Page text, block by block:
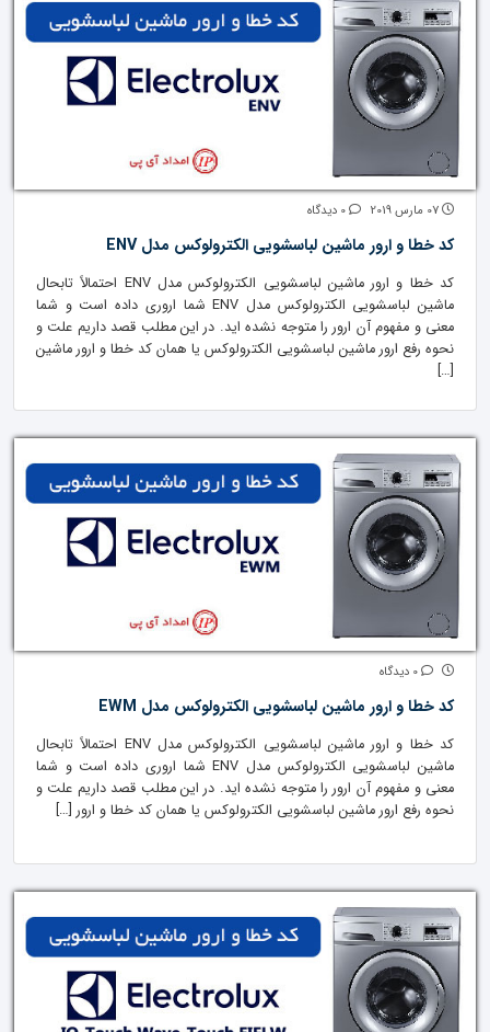
کد خطا و ارور ماشین لباسشویی الکترولوکس مدل ENV
کد خطا و ارور ماشین لباسشویی الکترولوکس مدل ENV احتمالاً تابحال
ماشین لباسشویی الکترولوکس مدل ENV شما اروری داده است و شما
معنی و مفهوم آن ارور را متوجه نشده اید. در این مطلب قصد داریم علت و
نحوه رفع ارور ماشین لباسشویی الکترولوکس یا همان کد خطا و ارور ماشین
[…]
کد خطا و ارور ماشین لباسشویی الکترولوکس مدل EWM
کد خطا و ارور ماشین لباسشویی الکترولوکس مدل ENV احتمالاً تابحال
ماشین لباسشویی الکترولوکس مدل ENV شما اروری داده است و شما
معنی و مفهوم آن ارور را متوجه نشده اید. در این مطلب قصد داریم علت و
نحوه رفع ارور ماشین لباسشویی الکترولوکس یا همان کد خطا و ارور […]